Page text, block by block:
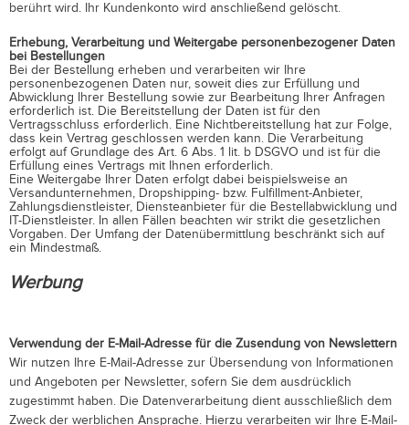
berührt wird. Ihr Kundenkonto wird anschließend gelöscht.
Erhebung, Verarbeitung und Weitergabe personenbezogener Daten
bei Bestellungen
Bei der Bestellung erheben und verarbeiten wir Ihre
personenbezogenen Daten nur, soweit dies zur Erfüllung und
Abwicklung Ihrer Bestellung sowie zur Bearbeitung Ihrer Anfragen
erforderlich ist. Die Bereitstellung der Daten ist für den
Vertragsschluss erforderlich. Eine Nichtbereitstellung hat zur Folge,
dass kein Vertrag geschlossen werden kann. Die Verarbeitung
erfolgt auf Grundlage des Art. 6 Abs. 1 lit. b DSGVO und ist für die
Erfüllung eines Vertrags mit Ihnen erforderlich.
Eine Weitergabe Ihrer Daten erfolgt dabei beispielsweise an
Versandunternehmen, Dropshipping- bzw. Fulfillment-Anbieter,
Zahlungsdienstleister, Diensteanbieter für die Bestellabwicklung und
IT-Dienstleister. In allen Fällen beachten wir strikt die gesetzlichen
Vorgaben. Der Umfang der Datenübermittlung beschränkt sich auf
ein Mindestmaß.
Werbung
Verwendung der E-Mail-Adresse für die Zusendung von Newslettern
Wir nutzen Ihre E-Mail-Adresse zur Übersendung von Informationen
und Angeboten per Newsletter, sofern Sie dem ausdrücklich
zugestimmt haben. Die Datenverarbeitung dient ausschließlich dem
Zweck der werblichen Ansprache. Hierzu verarbeiten wir Ihre E-Mail-